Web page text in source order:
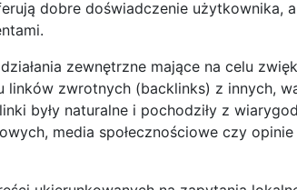
dobre doświadczenie użytkownika,
zewnętrzne mające na celu
linków zwrotnych (backlinks) z innych,
były naturalne i pochodziły z
media społecznościowe czy